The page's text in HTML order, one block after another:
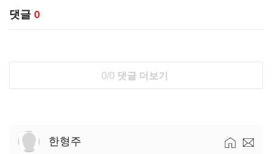
댓글 0
0/0 댓글 더보기
한형주